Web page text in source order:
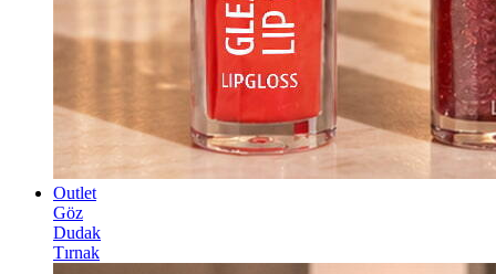
Outlet
Göz
Dudak
Tırnak